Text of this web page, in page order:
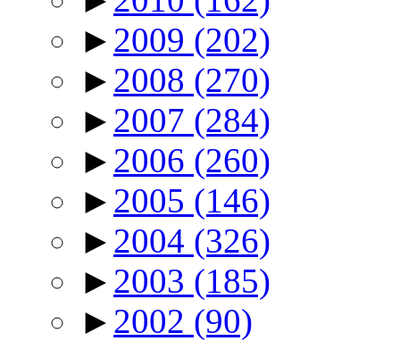
► 2009 (202)
► 2008 (270)
► 2007 (284)
► 2006 (260)
► 2005 (146)
► 2004 (326)
► 2003 (185)
► 2002 (90)